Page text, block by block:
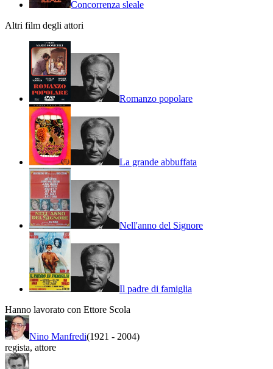
Concorrenza sleale
Altri film degli attori
Romanzo popolare
La grande abbuffata
Nell'anno del Signore
Il padre di famiglia
Hanno lavorato con Ettore Scola
Nino Manfredi(1921 - 2004)
regista, attore